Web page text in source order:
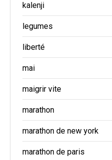
kalenji
legumes
liberté
mai
maigrir vite
marathon
marathon de new york
marathon de paris